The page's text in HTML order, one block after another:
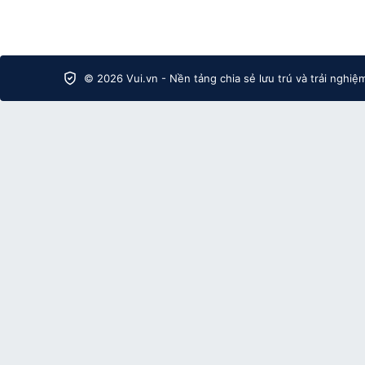
© 2026 Vui.vn - Nền tảng chia sẻ lưu trú và trải